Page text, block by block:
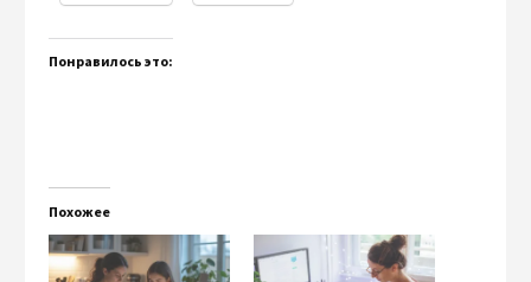
Понравилось это:
Похожее